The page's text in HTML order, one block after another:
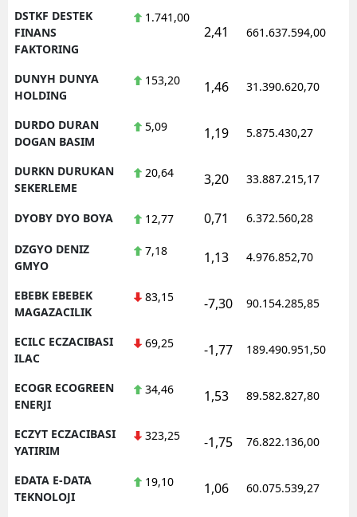
DSTKF DESTEK
FINANS
FAKTORING
1.741,00
2,41 661.637.594,00
DUNYH DUNYA
HOLDING
153,20 1,46 31.390.620,70
DURDO DURAN
DOGAN BASIM
5,09 1,19 5.875.430,27
DURKN DURUKAN
SEKERLEME
20,64 3,20 33.887.215,17
DYOBY DYO BOYA 12,77 0,71 6.372.560,28
DZGYO DENIZ
GMYO
7,18 1,13 4.976.852,70
EBEBK EBEBEK
MAGAZACILIK
83,15 -7,30 90.154.285,85
ECILC ECZACIBASI
ILAC
69,25 -1,77 189.490.951,50
ECOGR ECOGREEN
ENERJI
34,46 1,53 89.582.827,80
ECZYT ECZACIBASI
YATIRIM
323,25 -1,75 76.822.136,00
EDATA E-DATA
TEKNOLOJI
19,10 1,06 60.075.539,27